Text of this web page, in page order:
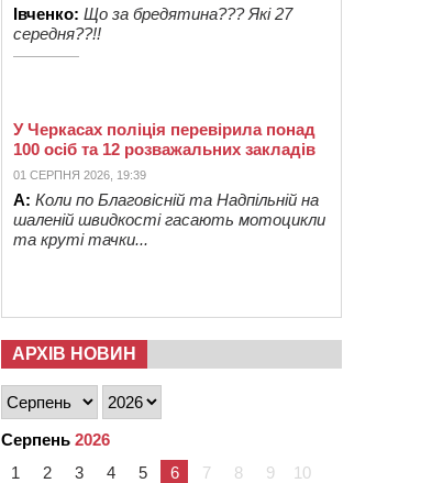
Івченко: Що за бредятина??? Які 27
середня??!!
У Черкасах поліція перевірила понад
100 осіб та 12 розважальних закладів
01 СЕРПНЯ 2026, 19:39
А: Коли по Благовісній та Надпільній на
шаленій швидкості гасають мотоцикли
та круті тачки...
АРХІВ НОВИН
Серпень 2026
1
2 3 4 5 6 7 8 9 10